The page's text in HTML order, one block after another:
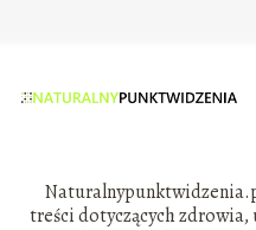
treści dotyczących